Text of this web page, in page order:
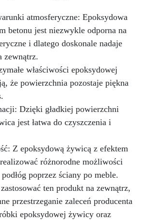
atmosferyczne: Epoksydowa
betonu jest niezwykle odporna na
i dlatego doskonale nadaje
zewnątrz.
właściwości epoksydowej
że powierzchnia pozostaje piękna
Dzięki gładkiej powierzchni
jest łatwa do czyszczenia i
Z epoksydową żywicą z efektem
różnorodne możliwości
poprzez ściany po meble.
ten produkt na zewnątrz,
przestrzeganie zaleceń producenta
epoksydowej żywicy oraz